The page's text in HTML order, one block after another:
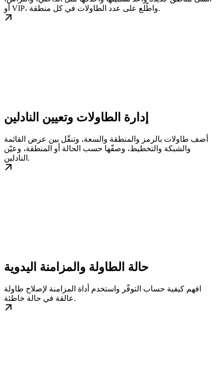
أو VIP، واطّلع على عدد الطاولات في كل منطقة.
إدارة الطاولات وتعيين النادلين
أضف طاولات بالرمز والمنطقة والسعة، وتنقّل بين عرض القائمة
والشبكة والتخطيط، وصفّها حسب الحالة أو المنطقة، وعيّن
النادلين.
حالة الطاولة والمزامنة اليدوية
افهم كيفية حساب التوفّر واستخدم أداة المزامنة لإصلاح طاولة
عالقة في حالة خاطئة.